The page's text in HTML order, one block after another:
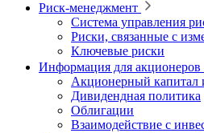
Риск-менеджмент
Система управления
Риски, связанные с
Ключевые риски
Информация для акционеров
Акционерный капитал
Дивидендная политика
Облигации
Взаимодействие с